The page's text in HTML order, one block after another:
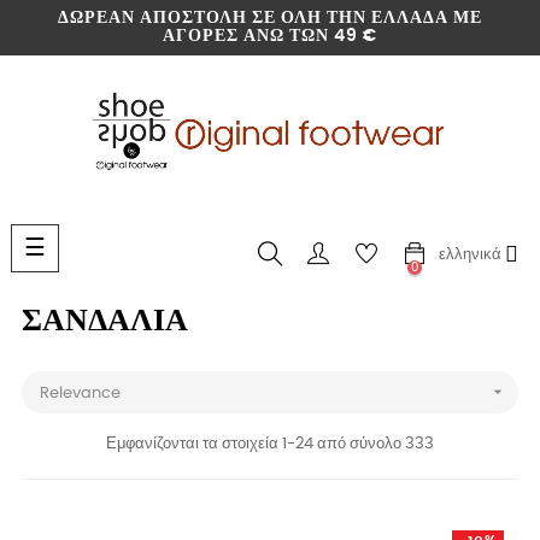
ΔΩΡΕΆΝ ΑΠΟΣΤΟΛΉ ΣΕ ΌΛΗ ΤΗΝ ΕΛΛΆΔΑ ΜΕ
ΑΓΟΡΈΣ ΆΝΩ ΤΩΝ 49 €
Toggle
navigation
☰
0
ελληνικά
ΣΑΝΔΆΛΙΑ
Relevance 
Εμφανίζονται τα στοιχεία 1-24 από σύνολο 333